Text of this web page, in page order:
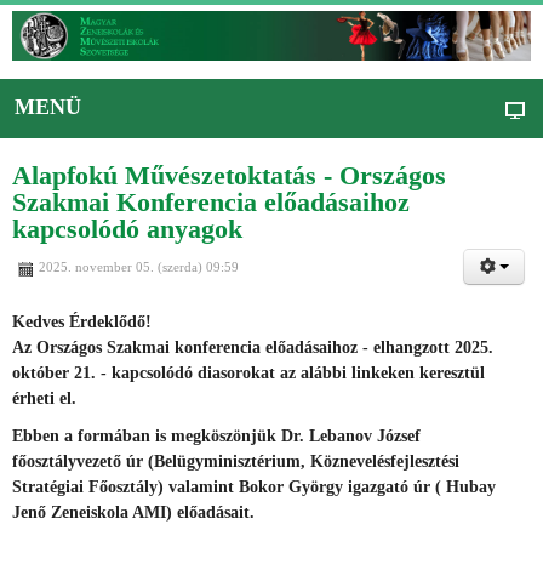
MENÜ
Alapfokú Művészetoktatás - Országos
Szakmai Konferencia előadásaihoz
kapcsolódó anyagok
2025. november 05. (szerda) 09:59
Kedves Érdeklődő!
Az Országos Szakmai konferencia előadásaihoz - elhangzott 2025.
október 21. - kapcsolódó diasorokat az alábbi linkeken keresztül
érheti el.
Ebben a formában is megköszönjük Dr. Lebanov József
főosztályvezető úr (Belügyminisztérium, Köznevelésfejlesztési
Stratégiai Főosztály) valamint Bokor György igazgató úr ( Hubay
Jenő Zeneiskola AMI) előadásait.